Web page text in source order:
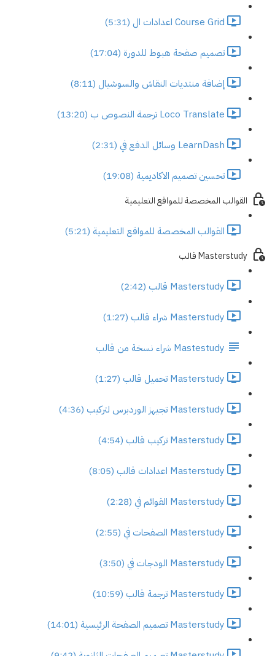
Course Grid اعدادات ال (5:31)
تصميم صفحة هبوط للدورة (17:04)
إضافة منتديات النقاش والسوشيال (8:11)
Loco Translate ترجمة النصوص ب (13:20)
LearnDash وسائل الدفع في (2:31)
تحسين تصميم الاكاديمية (19:08)
القوالب المخصصة للمواقع التعليمية
القوالب المخصصة للمواقع التعليمية (5:21)
Masterstudy قالب
Masterstudy قالب (2:42)
Masterstudy شراء قالب (1:27)
Mastestudy شراء نسخة من قالب
Masterstudy تحميل قالب (1:27)
Masterstudy تجيهز الوردبرس لتركيب (4:36)
Masterstudy تركيب قالب (4:54)
Masterstudy اعدادات قالب (8:05)
Masterstudy القوائم في (2:28)
Masterstudy الصفحات في (2:55)
Masterstudy الودجات في (3:50)
Masterstudy ترجمة قالب (10:59)
Masterstudy تصميم الصفحة الرئيسية (14:01)